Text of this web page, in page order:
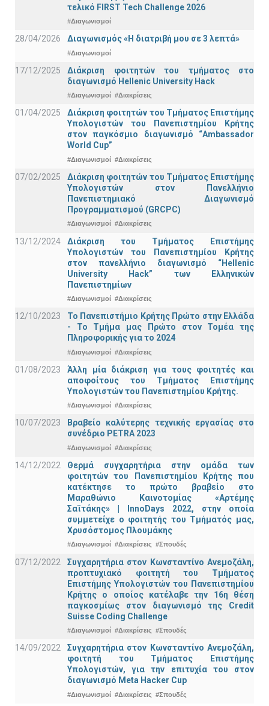
τελικό FIRST Tech Challenge 2026
#Διαγωνισμοί
28/04/2026 Διαγωνισμός «Η διατριβή μου σε 3 λεπτά»
#Διαγωνισμοί
17/12/2025
Διάκριση φοιτητών του τμήματος στο
διαγωνισμό Hellenic University Hack
#Διαγωνισμοί #Διακρίσεις
01/04/2025
Διάκριση φοιτητών του Τμήματος Επιστήμης
Υπολογιστών του Πανεπιστημίου Κρήτης
στον παγκόσμιο διαγωνισμό “Ambassador
World Cup”
#Διαγωνισμοί #Διακρίσεις
07/02/2025
Διάκριση φοιτητών του Τμήματος Επιστήμης
Υπολογιστών στον Πανελλήνιο
Πανεπιστημιακό Διαγωνισμό
Προγραμματισμού (GRCPC)
#Διαγωνισμοί #Διακρίσεις
13/12/2024
Διάκριση του Τμήματος Επιστήμης
Υπολογιστών του Πανεπιστημίου Κρήτης
στον πανελλήνιο διαγωνισμό “Hellenic
University Hack” των Ελληνικών
Πανεπιστημίων
#Διαγωνισμοί #Διακρίσεις
12/10/2023
Το Πανεπιστήμιο Κρήτης Πρώτο στην Ελλάδα
- Το Τμήμα μας Πρώτο στον Τομέα της
Πληροφορικής για το 2024
#Διαγωνισμοί #Διακρίσεις
01/08/2023
Άλλη μία διάκριση για τους φοιτητές και
αποφοίτους του Τμήματος Επιστήμης
Υπολογιστών του Πανεπιστημίου Κρήτης.
#Διαγωνισμοί #Διακρίσεις
10/07/2023
Βραβείο καλύτερης τεχνικής εργασίας στο
συνέδριο PETRA 2023
#Διαγωνισμοί #Διακρίσεις
14/12/2022
Θερμά συγχαρητήρια στην ομάδα των
φοιτητών του Πανεπιστημίου Κρήτης που
κατέκτησε το πρώτο βραβείο στο
Μαραθώνιο Καινοτομίας «Αρτέμης
Σαϊτάκης» | InnoDays 2022, στην οποία
συμμετείχε ο φοιτητής του Τμήματός μας,
Χρυσόστομος Πλουμάκης
#Διαγωνισμοί #Διακρίσεις #Σπουδές
07/12/2022
Συγχαρητήρια στον Κωνσταντίνο Ανεμοζάλη,
προπτυχιακό φοιτητή του Τμήματος
Επιστήμης Υπολογιστών του Πανεπιστημίου
Κρήτης ο οποίος κατέλαβε την 16η θέση
παγκοσμίως στον διαγωνισμό της Credit
Suisse Coding Challenge
#Διαγωνισμοί #Διακρίσεις #Σπουδές
14/09/2022
Συγχαρητήρια στον Κωνσταντίνο Ανεμοζάλη,
φοιτητή του Τμήματος Επιστήμης
Υπολογιστών, για την επιτυχία του στον
διαγωνισμό Meta Hacker Cup
#Διαγωνισμοί #Διακρίσεις #Σπουδές